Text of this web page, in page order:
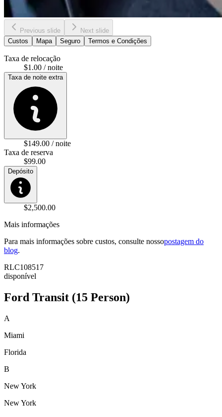
Previous slide
Next slide
Custos
Mapa Seguro Termos e Condições
Taxa de relocação
$1.00 / noite
Taxa de noite extra
$149.00 / noite
Taxa de reserva
$99.00
Depósito
$2,500.00
Mais informações
Para mais informações sobre custos, consulte nossopostagem do
blog.
RLC108517
disponível
Ford Transit (15 Person)
A
Miami
Florida
B
New York
New York